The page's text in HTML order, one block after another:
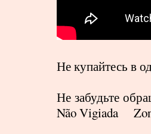
Не купайтесь в
Не забудьте
NãoVigiada